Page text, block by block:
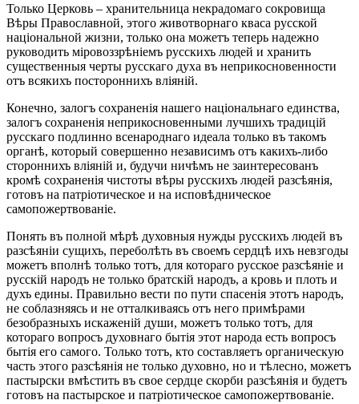
Только Церковь – хранительница некрадомаго сокровища
Вѣры Православной, этого животворнаго кваса русской
національной жизни, только она можетъ теперь надежно
руководить міровоззрѣніемъ русскихъ людей и хранить
существенныя черты русскаго духа въ неприкосновенности
отъ всякихъ постороннихъ вліяній.
Конечно, залогъ сохраненія нашего національнаго единства,
залогъ сохраненія неприкосновенными лучшихъ традицій
русскаго подлинно всенароднаго идеала только въ такомъ
органѣ, который совершенно независимъ отъ какихъ-либо
стороннихъ вліяній и, будучи ничѣмъ не заинтересованъ
кромѣ сохраненія чистоты вѣры русскихъ людей разсѣянія,
готовъ на патріотическое и на исповѣдническое
самопожертвованіе.
Понять въ полной мѣрѣ духовныя нужды русскихъ людей въ
разсѣяніи сущихъ, переболѣть въ своемъ сердцѣ ихъ невзгоды
можетъ вполнѣ только тотъ, для котораго русское разсѣяніе и
русскій народъ не только братскій народъ, а кровь и плоть и
духъ едины. Правильно вести по пути спасенія этотъ народъ,
не соблазняясь и не отталкиваясь отъ него примѣрами
безобразныхъ искаженій души, можетъ только тотъ, для
котораго вопросъ духовнаго бытія этот народа есть вопросъ
бытія его самого. Только тотъ, кто составляетъ органическую
часть этого разсѣянія не только духовно, но и тѣлесно, можетъ
пастырски вмѣстить въ свое сердце скорби разсѣянія и будетъ
готовъ на пастырское и патріотическое самопожертвованіе.